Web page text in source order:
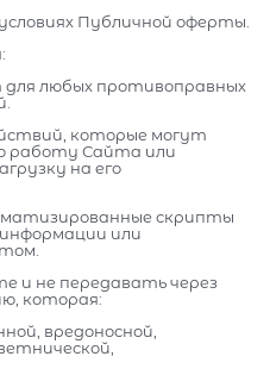
Публичной оферты.
любых противоправных
которые могут
работу Сайта или
на его
скрипты
или
и не передавать через
которая:
вредоносной,